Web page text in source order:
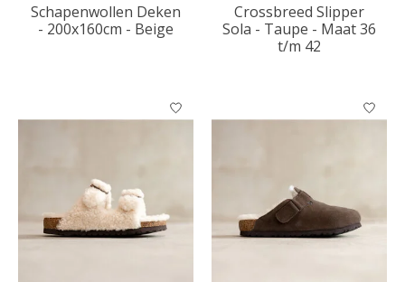
Schapenwollen Deken
- 200x160cm - Beige
Crossbreed Slipper
Sola - Taupe - Maat 36
t/m 42